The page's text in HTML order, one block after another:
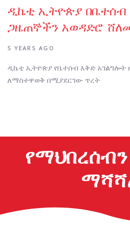
ዲኬቲ ኢትዮጵያ በቤተሰብ
ጋዜጠኞችን አወዳድሮ
5 YEARS AGO
ዲኬቲ ኢትዮጵያ የቤተሰብ እቅድ አገልግሎት
ለማስተዋወቅ በሚያደርገው ጥረት